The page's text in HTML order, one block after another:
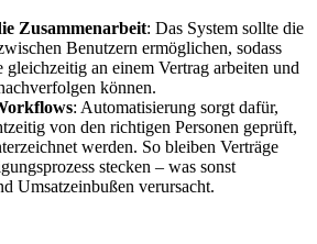
Zusammenarbeit: Das System sollte die
Benutzern ermöglichen, sodass
gleichzeitig an einem Vertrag arbeiten und
können.
: Automatisierung sorgt dafür,
von den richtigen Personen geprüft,
werden. So bleiben Verträge
stecken – was sonst
Umsatzeinbußen verursacht.